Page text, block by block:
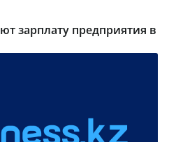
зарплату предприятия в